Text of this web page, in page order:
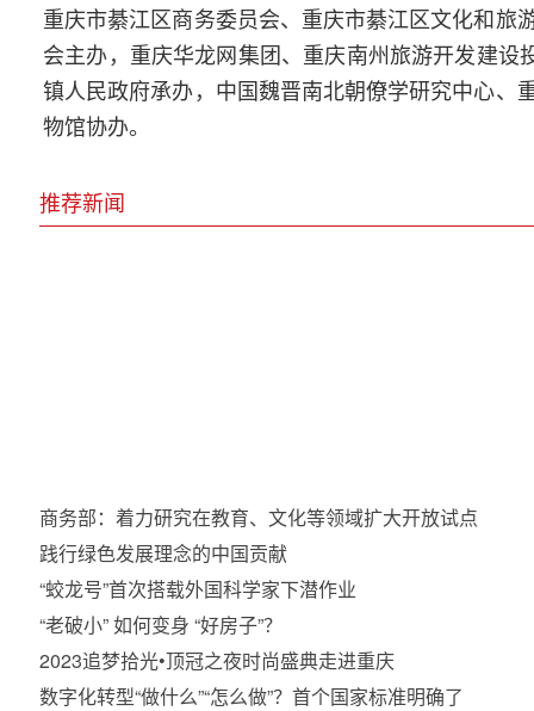
重庆市綦江区商务委员会、重庆市綦江区文化和
会主办，重庆华龙网集团、重庆南州旅游开发建
镇人民政府承办，中国魏晋南北朝僚学研究中心、
物馆协办。
推荐新闻
商务部：着力研究在教育、文化等领域扩大开放试点
践行绿色发展理念的中国贡献
“蛟龙号”首次搭载外国科学家下潜作业
“老破小” 如何变身 “好房子”？
2023追梦拾光•顶冠之夜时尚盛典走进重庆
数字化转型“做什么”“怎么做”？首个国家标准明确了